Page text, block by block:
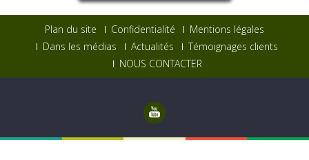
Plan du site Confidentialité
Mentions légales
Dans les médias
Actualités
Témoignages clients
NOUS CONTACTER